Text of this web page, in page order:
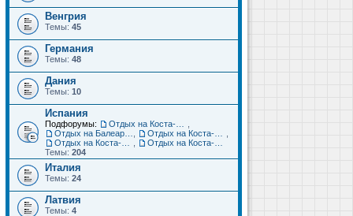
Венгрия
Темы: 45
Германия
Темы: 48
Дания
Темы: 10
Испания
Подфорумы:
Темы: 204
Италия
Темы: 24
Латвия
Темы: 4